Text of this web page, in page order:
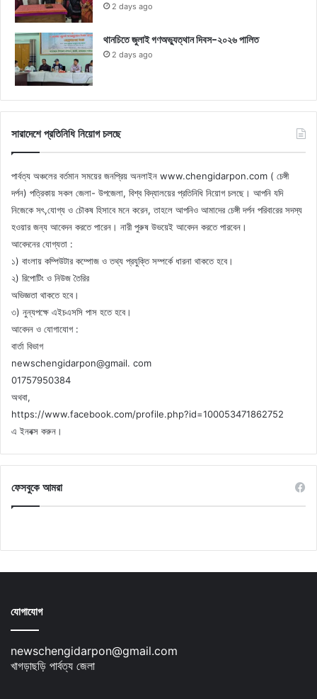
2 days ago
থানচিতে জুলাই গণঅভ্যুত্থান দিবস-২০২৬ পালিত
2 days ago
সারাদেশে প্রতিনিধি নিয়োগ চলছে
পার্বত্য অঞ্চলের বর্তমান সময়ের জনপ্রিয় অনলাইন www.chengidarpon.com ( চেঙ্গী
দর্পন) পত্রিকায় সকল জেলা- উপজেলা, বিশ্ব বিদ্যালয়ের প্রতিনিধি নিয়োগ চলছে। আপনি যদি
নিজেকে সৎ,যোগ্য ও চৌকষ হিসাবে মনে করেন, তাহলে আপনিও আমাদের চেঙ্গী দর্পন পরিবারের সদস্য
হওয়ার জন্য আবেদন করতে পারেন। নারী পুরুষ উভয়েই আবেদন করতে পারবেন।
আবেদনের যোগ্যতা :
১) বাংলায় কম্পিউটার কম্পোজ ও তথ্য প্রযুক্তি সম্পর্কে ধারনা থাকতে হবে।
২) রিপোটিং ও নিউজ তৈরির
অভিজ্ঞতা থাকতে হবে।
৩) নুন্যপক্ষে এইচএসসি পাস হতে হবে।
আবেদন ও যোগাযোগ :
বার্তা বিভাগ
newschengidarpon@gmail. com
01757950384
অথবা,
https://www.facebook.com/profile.php?id=100053471862752
এ ইনবক্স করুন।
ফেসবুকে আমরা
যোগাযোগ
newschengidarpon@gmail.com
খাগড়াছড়ি পার্বত্য জেলা